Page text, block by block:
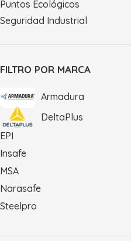
Puntos Ecológicos
Seguridad Industrial
FILTRO POR MARCA
Armadura
DeltaPlus
EPI
Insafe
MSA
Narasafe
Steelpro